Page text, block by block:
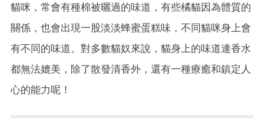
貓咪，常會有種棉被曬過的味道，有些橘貓因為體質的
關係，也會出現一股淡淡蜂蜜蛋糕味，不同貓咪身上會
有不同的味道。對多數貓奴來說，貓身上的味道連香水
都無法媲美，除了散發清香外，還有一種療癒和鎮定人
心的能力呢！